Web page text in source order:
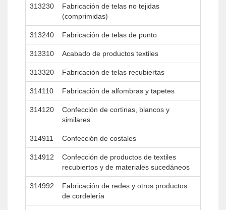
313230
Fabricación de telas no tejidas
(comprimidas)
313240 Fabricación de telas de punto
313310 Acabado de productos textiles
313320 Fabricación de telas recubiertas
314110 Fabricación de alfombras y tapetes
314120
Confección de cortinas, blancos y
similares
314911 Confección de costales
314912
Confección de productos de textiles
recubiertos y de materiales sucedáneos
314992
Fabricación de redes y otros productos
de cordelería